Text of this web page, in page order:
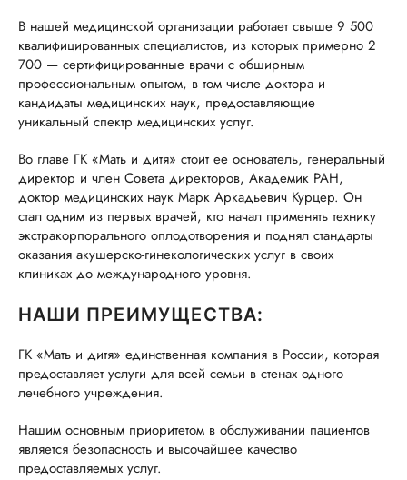
В нашей медицинской организации работает свыше 9 500
квалифицированных специалистов, из которых примерно 2
700 — сертифицированные врачи с обширным
профессиональным опытом, в том числе доктора и
кандидаты медицинских наук, предоставляющие
уникальный спектр медицинских услуг.
Во главе ГК «Мать и дитя» стоит ее основатель, генеральный
директор и член Совета директоров, Академик РАН,
доктор медицинских наук Марк Аркадьевич Курцер. Он
стал одним из первых врачей, кто начал применять технику
экстракорпорального оплодотворения и поднял стандарты
оказания акушерско-гинекологических услуг в своих
клиниках до международного уровня.
НАШИ ПРЕИМУЩЕСТВА:
ГК «Мать и дитя» единственная компания в России, которая
предоставляет услуги для всей семьи в стенах одного
лечебного учреждения.
Нашим основным приоритетом в обслуживании пациентов
является безопасность и высочайшее качество
предоставляемых услуг.